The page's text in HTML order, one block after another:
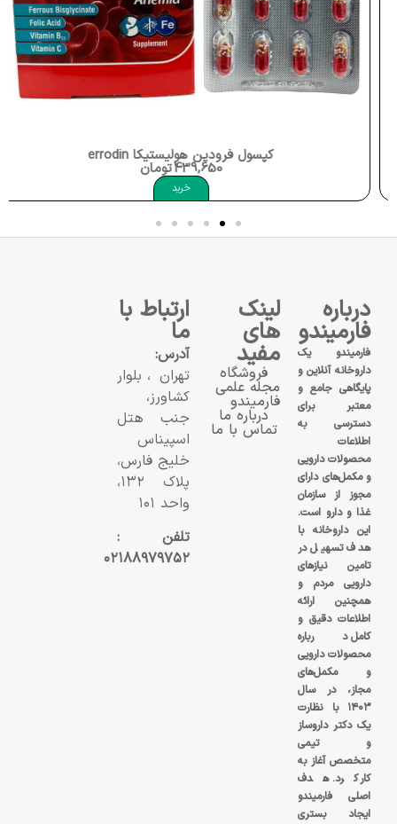
کپسول فرودین هولیستیکا Holistica Ferrodin
439,650تومان
خرید
درباره
فارمیندو
فارمیندو یک
داروخانه آنلاین و
پایگاهی جامع و
معتبر برای
دسترسی به
اطلاعات
محصولات دارویی
و مکمل‌های دارای
مجوز از سازمان
غذا و دارو است.
این داروخانه با
هدف تسهیل در
تامین نیازهای
دارویی مردم و
همچنین ارائه
اطلاعات دقیق و
کامل درباره
محصولات دارویی
و مکمل‌های
مجاز، در سال
۱۴۰۳ با نظارت
یک دکتر داروساز
و تیمی
متخصص آغاز به
کار کرد. هدف
اصلی فارمیندو
ایجاد بستری
لینک
های
مفید
فروشگاه
مجله علمی
فارمیندو
درباره ما
تماس با ما
ارتباط با
ما
آدرس:
تهران، بلوار
کشاورز،
جنب هتل
اسپیناس
خلیج فارس،
پلاک ۱۳۲،
واحد ۱۰۱
تلفن :
۰۲۱۸۸۹۷۹۷۵۲